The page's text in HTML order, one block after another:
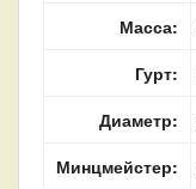
Масса:
Гурт:
Диаметр:
Минцмейстер: